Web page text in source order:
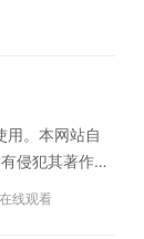
[en]Der
doch
So
吼叫
。本网站自
侵犯其著作权
线观看